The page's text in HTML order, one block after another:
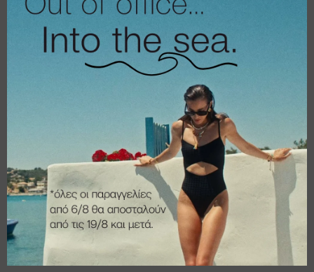
20,00
16,00
€20,00
Κολιέ chained
€
15,00
€
12,00
Κολιέ Desire
€ 28,00
€22,40